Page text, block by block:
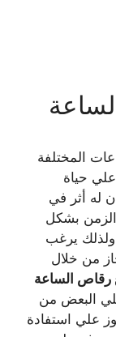
المختلفة
حياة
له أثر في
بشكل
ولذلك يرغب
من خلال
الساعة
البعض من
علي استفادة